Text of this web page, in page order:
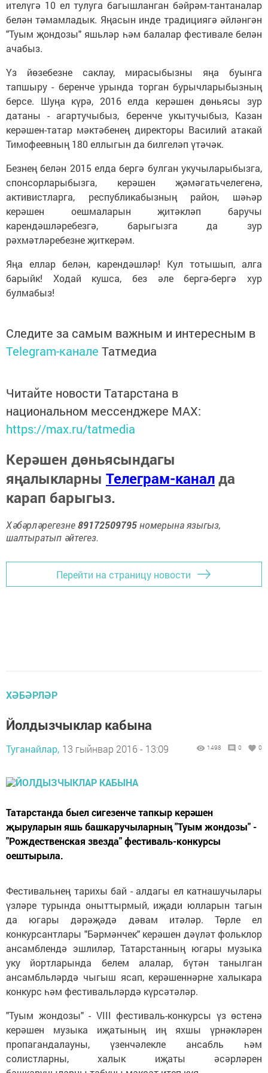
ителүгә 10 ел тулуга багышланган бәйрәм-тантаналар
белән тәмамладык. Яңасын инде традициягә әйләнгән
"Туым җондозы" яшьләр һәм балалар фестивале белән
ачабыз.
Үз йөзебезне саклау, мирасыбызны яңа буынга
тапшыру - беренче урында торган бурычларыбызның
берсе. Шуңа күрә, 2016 елда керәшен дөньясы зур
датаны - агартучыбыз, беренче укытучыбыз, Казан
керәшен-татар мәктәбенең директоры Василий атакай
Тимофеевның 180 еллыгын да билгеләп үтәчәк.
Безнең белән 2015 елда бергә булган укучыларыбызга,
спонсорларыбызга, керәшен җәмәгатьчелегенә,
активистларга, республикабызның район, шәһәр
керәшен оешмаларын җитәкләп баручы
карендәшләребезгә, барыгызга да зур
рәхмәтләребезне җиткерәм.
Яңа еллар белән, карендәшләр! Кул тотышып, алга
барыйк! Ходай кушса, без әле бергә-бергә хур
булмабыз!
Следите за самым важным и интересным в
Telegram-канале Татмедиа
Читайте новости Татарстана в
национальном мессенджере MАХ:
https://max.ru/tatmedia
Керәшен дөньясындагы
яңалыкларны Телеграм-каналда
карап барыгыз.
Хәбәрләрегезне89172509795номерына языгыз,
шалтыратып әйтегез.
Перейти на страницу новости
ХӘБӘРЛӘР
Йолдызчыклар кабына
Туганайлар, 13 гыйнвар 2016 - 13:09 1498 0 0
Татарстанда быел сигезенче тапкыр керәшен
җыруларын яшь башкаручыларның "Туым жондозы" -
"Рождественская звезда" фестиваль-конкурсы
оештырыла.
Фестивальнең тарихы бай - алдагы ел катнашучылары
үзләре турында оныттырмый, иҗади юлларын тагын
да югары дәрәҗәдә дәвам итәләр. Төрле ел
конкурсантлары "Бәрмәнчек" керәшен дәүләт фольклор
ансамблендә эшлиләр, Татарстанның югары музыка
уку йортларында белем алалар, бүтән танылган
ансамбльләрдә чыгыш ясап, керәшеннәрне халыкара
конкурс һәм фестивальләрдә күрсәтәләр.
"Туым жондозы" - VIII фестиваль-конкурсы үз өстенә
керәшен музыка иҗатының иң яхшы үрнәкләрен
пропагандалауны, үзенчәлекле ансабль һәм
солистларны, халык иҗаты әсәрләрен